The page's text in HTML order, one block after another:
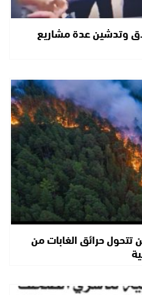
وتدشين عدة مشاريع
تتحول حرائق الغابات من